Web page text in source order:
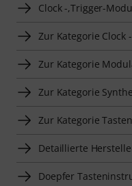
Clock -,Trigger-
Zur Kategorie Clock
Zur Kategorie
Zur Kategorie
Zur Kategorie
Detaillierte
Doepfer